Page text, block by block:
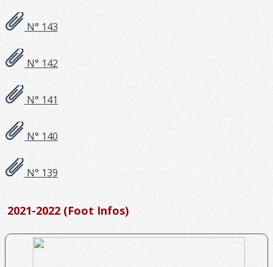
N° 143
N° 142
N° 141
N° 140
N° 139
2021-2022 (Foot Infos)